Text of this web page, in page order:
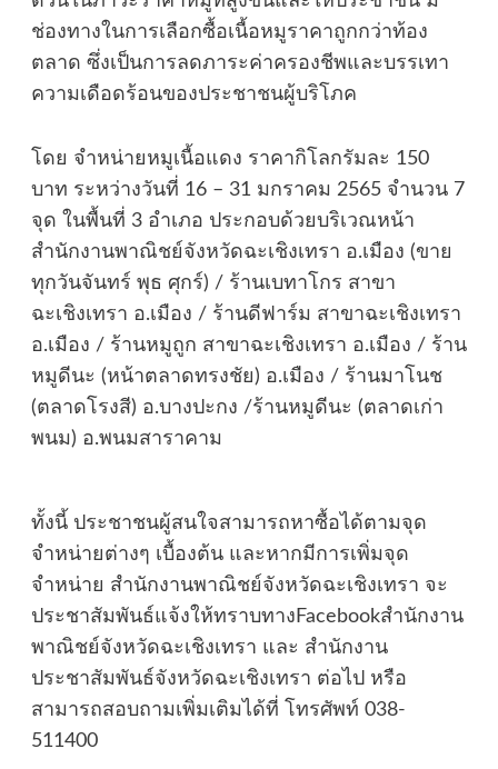
ช่องทางในการเลือกซื้อเนื้อหมูราคาถูกกว่าท้อง
ตลาด ซึ่งเป็นการลดภาระค่าครองชีพและบรรเทา
ความเดือดร้อนของประชาชนผู้บริโภค
โดย จำหน่ายหมูเนื้อแดง ราคากิโลกรัมละ 150
บาท ระหว่างวันที่ 16 – 31 มกราคม 2565 จำนวน 7
จุด ในพื้นที่ 3 อำเภอ ประกอบด้วยบริเวณหน้า
สำนักงานพาณิชย์จังหวัดฉะเชิงเทรา อ.เมือง (ขาย
ทุกวันจันทร์ พุธ ศุกร์) / ร้านเบทาโกร สาขา
ฉะเชิงเทรา อ.เมือง / ร้านดีฟาร์ม สาขาฉะเชิงเทรา
อ.เมือง / ร้านหมูถูก สาขาฉะเชิงเทรา อ.เมือง / ร้าน
หมูดีนะ (หน้าตลาดทรงชัย) อ.เมือง / ร้านมาโนช
(ตลาดโรงสี) อ.บางปะกง /ร้านหมูดีนะ (ตลาดเก่า
พนม) อ.พนมสาราคาม
ทั้งนี้ ประชาชนผู้สนใจสามารถหาซื้อได้ตามจุด
จำหน่ายต่างๆ เบื้องต้น และหากมีการเพิ่มจุด
จำหน่าย สำนักงานพาณิชย์จังหวัดฉะเชิงเทรา จะ
ประชาสัมพันธ์แจ้งให้ทราบทางFacebookสำนักงาน
พาณิชย์จังหวัดฉะเชิงเทรา และ สำนักงาน
ประชาสัมพันธ์จังหวัดฉะเชิงเทรา ต่อไป หรือ
สามารถสอบถามเพิ่มเติมได้ที่ โทรศัพท์ 038-
511400